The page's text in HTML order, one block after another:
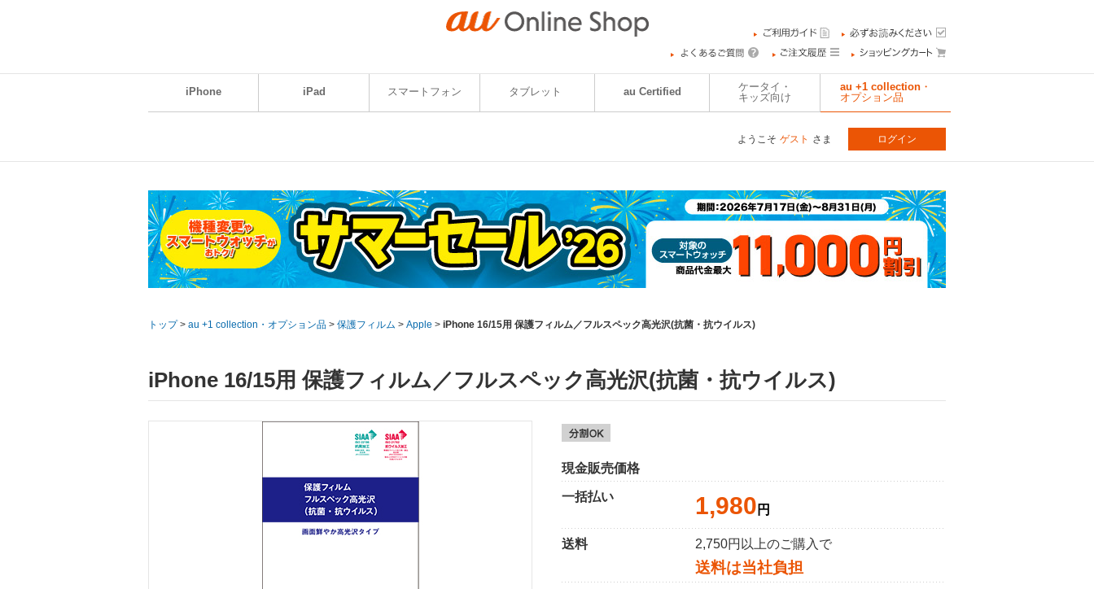
iPhone iPad スマートフォン タブレット au Certified
ケータイ・
キッズ向け
au +1 collection・
オプション品
ようこそ ゲスト さま ログイン
トップ > au +1 collection・オプション品 > 保護フィルム > Apple > iPhone 16/15用 保護フィルム／フルスペック高光沢(抗菌・抗ウイルス)
iPhone 16/15用 保護フィルム／フルスペック高光沢(抗菌・抗ウイルス)
現金販売価格
一括払い
1,980 円
送料 2,750円以上のご購入で
送料は当社負担